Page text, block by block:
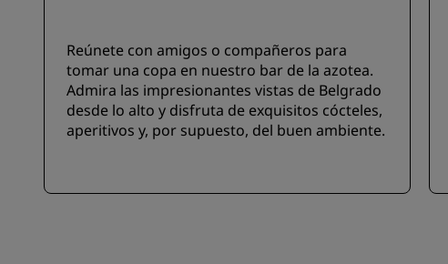
Reúnete con amigos o compañeros para
tomar una copa en nuestro bar de la azotea.
Admira las impresionantes vistas de Belgrado
desde lo alto y disfruta de exquisitos cócteles,
aperitivos y, por supuesto, del buen ambiente.